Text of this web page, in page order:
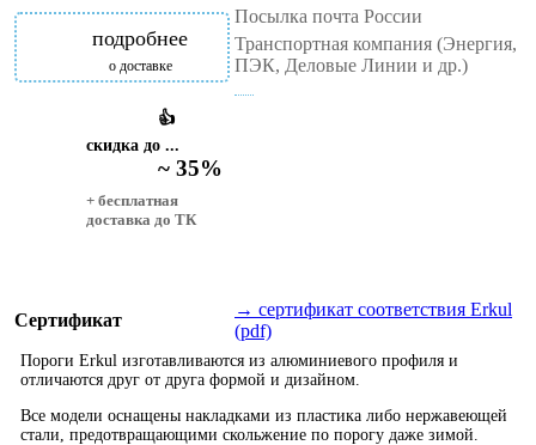
подробнее
о доставке
👍
скидка до ...
~ 35%
+ бесплатная
доставка до ТК
Посылка почта России
Транспортная компания (Энергия,
ПЭК, Деловые Линии и др.)
Сертификат
→ сертификат соответствия Erkul
(pdf)
Пороги Erkul изготавливаются из алюминиевого профиля и
отличаются друг от друга формой и дизайном.
Все модели оснащены накладками из пластика либо нержавеющей
стали, предотвращающими скольжение по порогу даже зимой.